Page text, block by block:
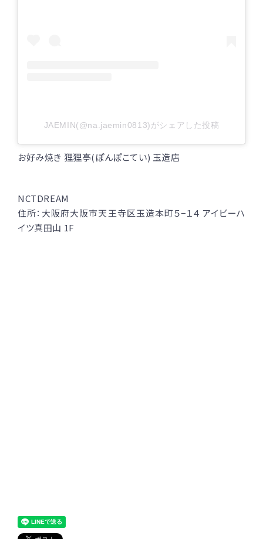
JAEMIN(@na.jaemin0813)がシェアした投稿
お好み焼き 狸狸亭(ぽんぽこてい) 玉造店
NCTDREAM
住所：大阪府大阪市天王寺区玉造本町５−１４ アイビーハ
イツ真田山 1F